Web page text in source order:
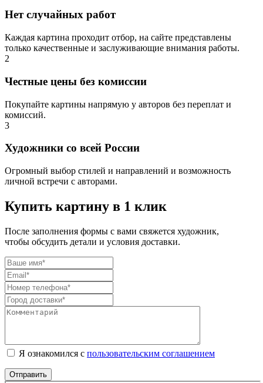
Нет случайных работ
Каждая картина проходит отбор, на сайте представлены
только качественные и заслуживающие внимания работы.
2
Честные цены без комиссии
Покупайте картины напрямую у авторов без переплат и
комиссий.
3
Художники со всей России
Огромный выбор стилей и направлений и возможность
личной встречи с авторами.
Купить картину в 1 клик
После заполнения формы с вами свяжется художник,
чтобы обсудить детали и условия доставки.
Я ознакомился с пользовательским соглашением